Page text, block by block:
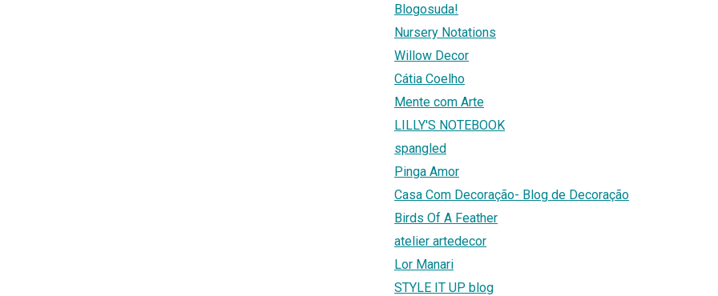
Blogosuda!
Nursery Notations
Willow Decor
Cátia Coelho
Mente com Arte
LILLY'S NOTEBOOK
spangled
Pinga Amor
Casa Com Decoração- Blog de Decoração
Birds Of A Feather
atelier artedecor
Lor Manari
STYLE IT UP blog